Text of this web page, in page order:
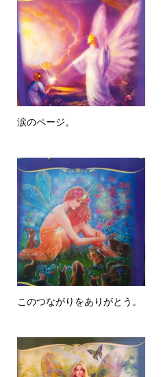
涙のページ。
このつながりをありがとう。